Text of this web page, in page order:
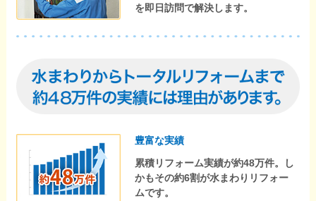
を即日訪問で解決します。
豊富な実績
累積リフォーム実績が約48万件。し
かもその約6割が水まわりリフォー
ムです。